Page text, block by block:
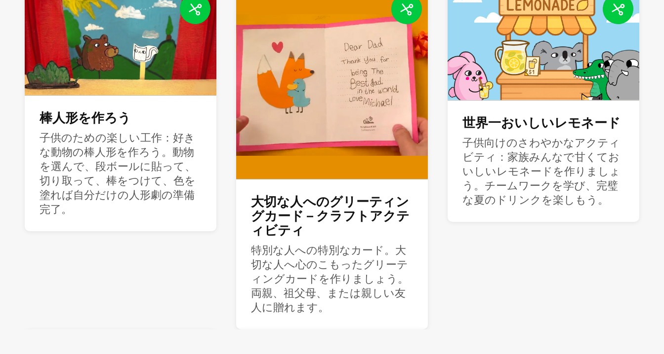
棒人形を作ろう
子供のための楽しい工作：好き
な動物の棒人形を作ろう。動物
を選んで、段ボールに貼って、
切り取って、棒をつけて、色を
塗れば自分だけの人形劇の準備
完了。
大切な人へのグリーティン
グカード – クラフトアクテ
ィビティ
特別な人への特別なカード。大
切な人へ心のこもったグリーテ
ィングカードを作りましょう。
両親、祖父母、または親しい友
人に贈れます。
世界一おいしいレモネード
子供向けのさわやかなアクティ
ビティ：家族みんなで甘くてお
いしいレモネードを作りましょ
う。チームワークを学び、完璧
な夏のドリンクを楽しもう。